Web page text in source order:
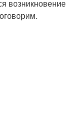
возникновение